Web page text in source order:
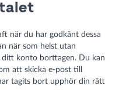
när du har godkänt dessa
när som helst utan
ditt konto borttagen. Du kan
att skicka e-post till
tagits bort upphör din rätt